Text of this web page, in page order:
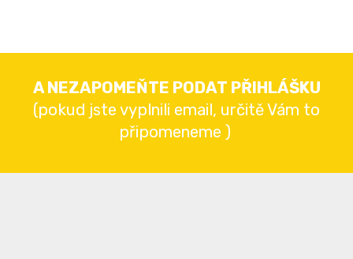
A NEZAPOMEŇTE PODAT PŘIHLÁŠKU
(pokud jste vyplnili email, určitě Vám to
připomeneme )